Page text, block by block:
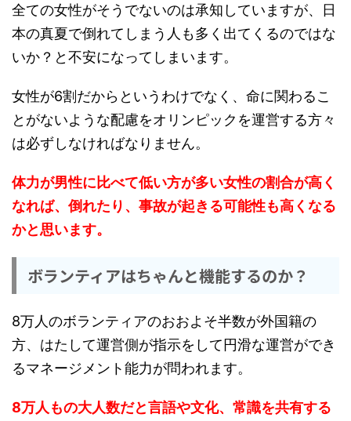
全ての女性がそうでないのは承知していますが、日
本の真夏で倒れてしまう人も多く出てくるのではな
いか？と不安になってしまいます。
女性が6割だからというわけでなく、命に関わるこ
とがないような配慮をオリンピックを運営する方々
は必ずしなければなりません。
体力が男性に比べて低い方が多い女性の割合が高く
なれば、倒れたり、事故が起きる可能性も高くなる
かと思います。
ボランティアはちゃんと機能するのか？
8万人のボランティアのおおよそ半数が外国籍の
方、はたして運営側が指示をして円滑な運営ができ
るマネージメント能力が問われます。
8万人もの大人数だと言語や文化、常識を共有する